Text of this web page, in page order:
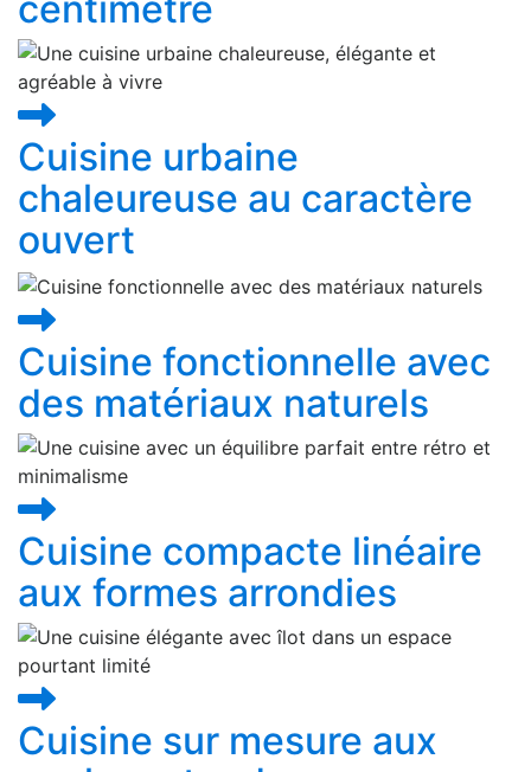
Cuisine urbaine
chaleureuse au caractère
ouvert
Cuisine fonctionnelle avec
des matériaux naturels
Cuisine compacte linéaire
aux formes arrondies
Cuisine sur mesure aux